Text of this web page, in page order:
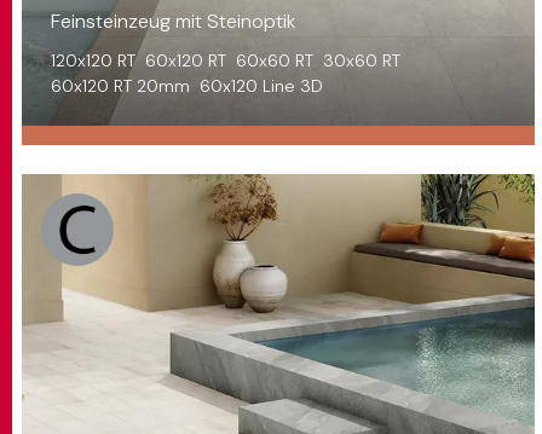
Feinsteinzeug mit Steinoptik
120x120 RT 60x120 RT 60x60 RT 30x60 RT
60x120 RT 20mm 60x120 Line 3D